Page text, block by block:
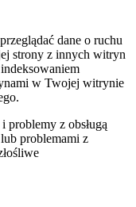
dane o ruchu
strony z innych witryn
w Twojej witrynie
problemy z obsługą
problemami z